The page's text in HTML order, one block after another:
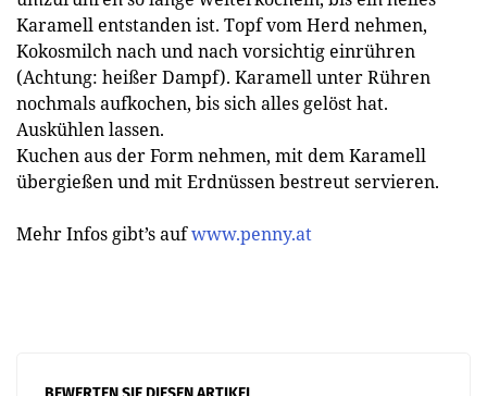
Karamell entstanden ist. Topf vom Herd nehmen,
Kokosmilch nach und nach vorsichtig einrühren
(Achtung: heißer Dampf). Karamell unter Rühren
nochmals aufkochen, bis sich alles gelöst hat.
Auskühlen lassen.
Kuchen aus der Form nehmen, mit dem Karamell
übergießen und mit Erdnüssen bestreut servieren.
Mehr Infos gibt’s aufwww.penny.at